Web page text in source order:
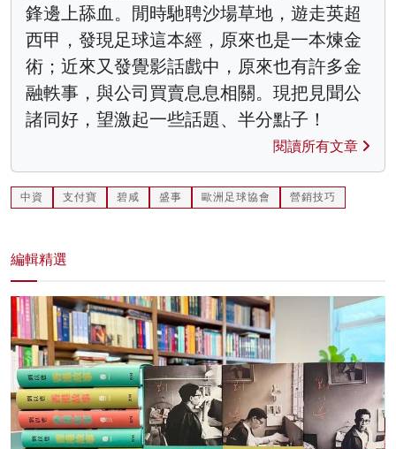
鋒邊上舔血。閒時馳聘沙場草地，遊走英超
西甲，發現足球這本經，原來也是一本煉金
術；近來又發覺影話戲中，原來也有許多金
融軼事，與公司買賣息息相關。現把見聞公
諸同好，望激起一些話題、半分點子！
閱讀所有文章
中資 支付寶 碧咸 盛事 歐洲足球協會 營銷技巧
編輯精選